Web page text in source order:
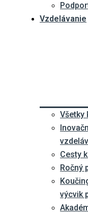
Vzdelávanie
Všetky
Cesty
Ročný
výcvik